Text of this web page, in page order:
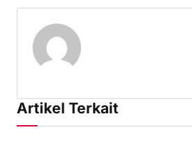
Artikel Terkait